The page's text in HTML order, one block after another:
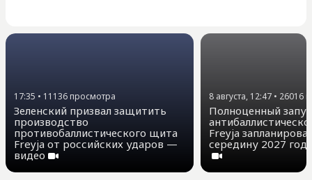
17:35 • 11136просмотра
Зеленский призвал защитить
производство
противобаллистического щита
Freyja от российских ударов —
видео
8 августа, 12:47 • 26016
Полноценный
Freyja
середину 2027